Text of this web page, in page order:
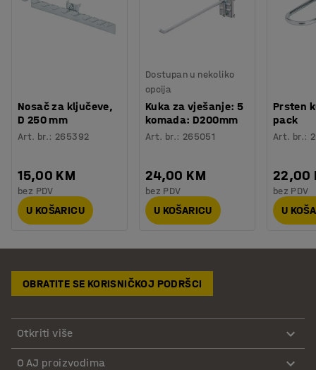
Nosač za ključeve,
D 250 mm
Art. br.: 265392
15,00 KM
bez PDV
U KOŠARICU
Dostupan u nekoliko
opcija
Kuka za vješanje: 5
komada: D200mm
Art. br.: 265051
24,00 KM
bez PDV
U KOŠARICU
Prsten
pack
Art. br.:
22,00
bez PDV
U
OBRATITE SE KORISNIČKOJ PODRŠCI
Otkriti više
O AJ proizvodima